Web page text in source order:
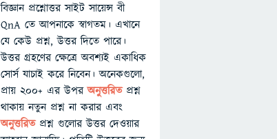
বিজ্ঞান প্রশ্নোত্তর সাইট সায়েন্স বী
QnA তে আপনাকে স্বাগতম। এখানে
যে কেউ প্রশ্ন, উত্তর দিতে পারে।
উত্তর গ্রহণের ক্ষেত্রে অবশ্যই একাধিক
সোর্স যাচাই করে নিবেন। অনেকগুলো,
প্রায় ২০০+ এর উপরঅনুত্তরিতপ্রশ্ন
থাকায় নতুন প্রশ্ন না করার এবং
অনুত্তরিত প্রশ্ন গুলোর উত্তর দেওয়ার